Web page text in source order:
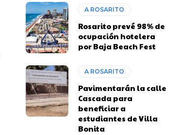
A ROSARITO
Rosarito prevé 98% de
ocupación hotelera
por Baja Beach Fest
A ROSARITO
Pavimentarán la calle
Cascada para
beneficiar a
estudiantes de Villa
Bonita